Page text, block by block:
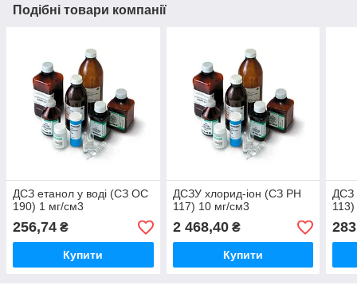
Подібні товари компанії
ДСЗ етанол у воді (СЗ ОС
190) 1 мг/см3
256,74 ₴
Купити
ДСЗУ хлорид-іон (СЗ РН
117) 10 мг/см3
2 468,40₴
Купити
ДСЗ